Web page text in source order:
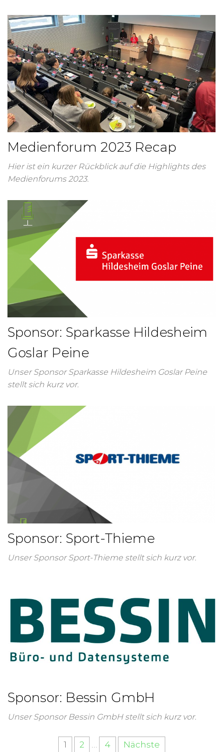
Medienforum 2023 Recap
Hier ist ein kurzer Rückblick auf die Highlights des
Medienforums 2023.
Sponsor: Sparkasse Hildesheim
Goslar Peine
Unser Sponsor Sparkasse Hildesheim Goslar Peine
stellt sich kurz vor.
Sponsor: Sport-Thieme
Unser Sponsor Sport-Thieme stellt sich kurz vor.
Sponsor: Bessin GmbH
Unser Sponsor Bessin GmbH stellt sich kurz vor.
1 2 4 Nächste